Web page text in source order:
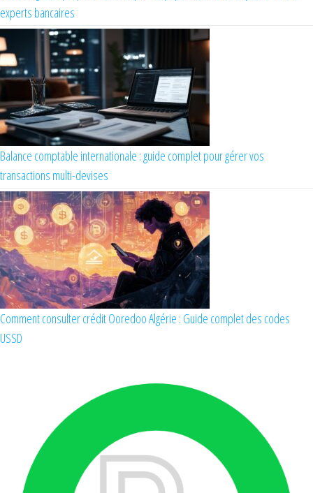
experts bancaires
Balance comptable internationale : guide complet pour gérer vos
transactions multi-devises
Comment consulter crédit Ooredoo Algérie : Guide complet des codes
USSD